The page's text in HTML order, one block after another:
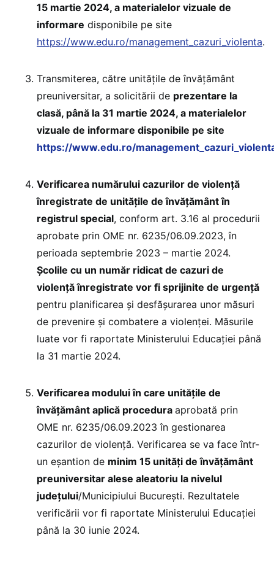
15 martie 2024, a materialelor vizuale de
informare disponibile pe site
https://www.edu.ro/management_cazuri_violenta.
Transmiterea, către unităţile de învățământ
preuniversitar, a solicitării de prezentare la
clasă, până la 31 martie 2024, a materialelor
vizuale de informare disponibile pe site
https://www.edu.ro/
Verificarea numărului cazurilor de violenţă
înregistrate de unităţile de învățământ în
registrul special, conform art. 3.16 al procedurii
aprobate prin OME nr. 6235/06.09.2023, în
perioada septembrie 2023 – martie 2024.
Şcolile cu un număr ridicat de cazuri de
violenţă înregistrate vor fi sprijinite de urgenţă
pentru planificarea și desfăşurarea unor măsuri
de prevenire şi combatere a violenței. Măsurile
luate vor fi raportate Ministerului Educaţiei până
la 31 martie 2024.
Verificarea modului în care unităţile de
învățământ aplică procedura aprobată prin
OME nr. 6235/06.09.2023 în gestionarea
cazurilor de violenţă. Verificarea se va face într-
un eșantion de minim 15 unităţi de învățământ
preuniversitar alese aleatoriu la nivelul
județului/Municipiului București. Rezultatele
verificării vor fi raportate Ministerului Educaţiei
până la 30 iunie 2024.